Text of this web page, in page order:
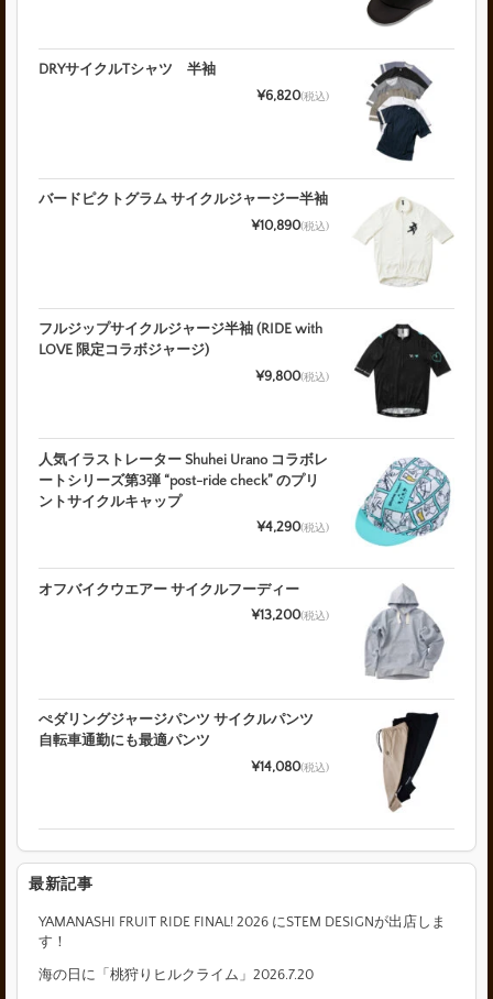
DRYサイクルTシャツ 半袖
¥6,820(税込)
バードピクトグラム サイクルジャージー半袖
¥10,890(税込)
フルジップサイクルジャージ半袖 (RIDE with
LOVE 限定コラボジャージ)
¥9,800(税込)
人気イラストレーター Shuhei Urano コラボレ
ートシリーズ第3弾 “post-ride check” のプリ
ントサイクルキャップ
¥4,290(税込)
オフバイクウエアー サイクルフーディー
¥13,200(税込)
ぺダリングジャージパンツ サイクルパンツ
自転車通勤にも最適パンツ
¥14,080(税込)
最新記事
YAMANASHI FRUIT RIDE FINAL! 2026 にSTEM DESIGNが出店しま
す！
海の日に「桃狩りヒルクライム」2026.7.20